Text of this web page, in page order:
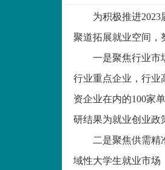
为积极推进
聚道拓展就业空间，
一是聚焦行业市
行业重点企业，行业
资企业在内的100家
研结果为就业创业政
二是聚焦供需精
域性大学生就业市场